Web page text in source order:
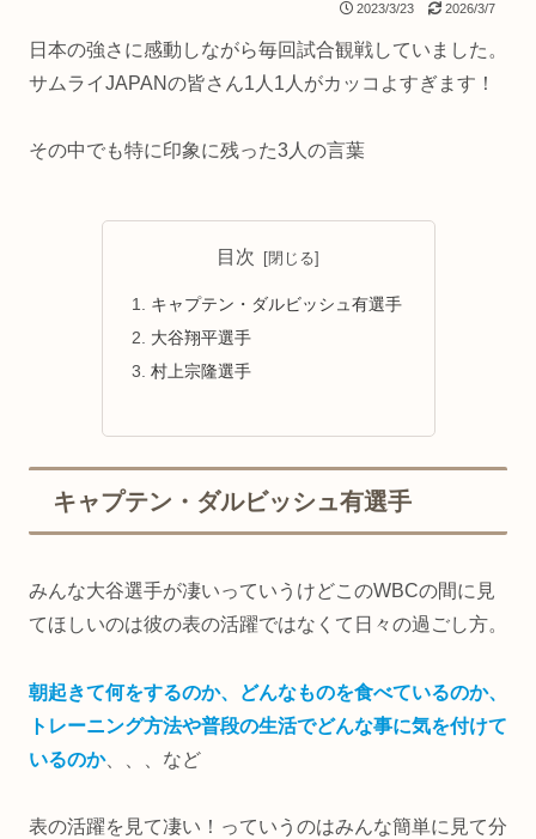
2023/3/23 2026/3/7
日本の強さに感動しながら毎回試合観戦していました。
サムライJAPANの皆さん1人1人がカッコよすぎます！
その中でも特に印象に残った3人の言葉
目次
キャプテン・ダルビッシュ有選手
大谷翔平選手
村上宗隆選手
キャプテン・ダルビッシュ有選手
みんな大谷選手が凄いっていうけどこのWBCの間に見
てほしいのは彼の表の活躍ではなくて日々の過ごし方。
朝起きて何をするのか、どんなものを食べているのか、
トレーニング方法や普段の生活でどんな事に気を付けて
いるのか、、、など
表の活躍を見て凄い！っていうのはみんな簡単に見て分